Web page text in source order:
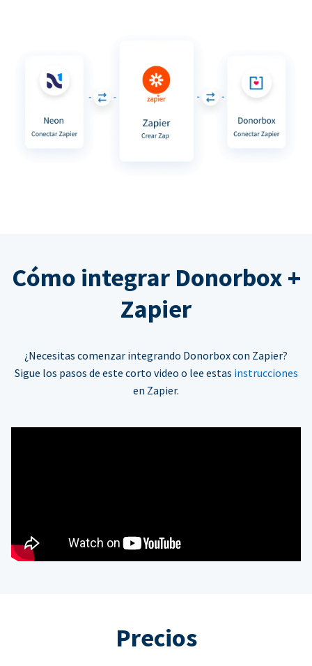
Cómo integrar Donorbox +
Zapier
¿Necesitas comenzar integrando Donorbox con Zapier?
Sigue los pasos de este corto video o lee estas instrucciones
en Zapier.
Precios